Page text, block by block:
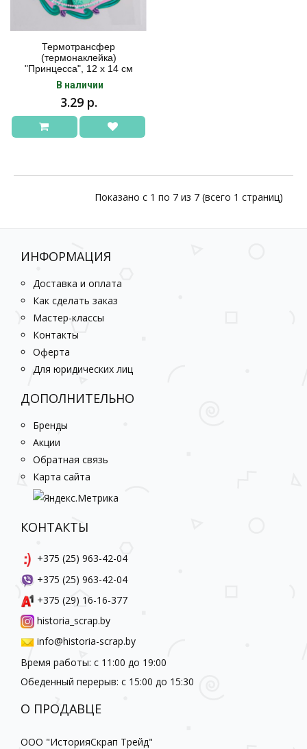
Термотрансфер
(термонаклейка)
"Принцесса", 12 х 14 см
В наличии
3.29 р.
Показано с 1 по 7 из 7 (всего 1 страниц)
ИНФОРМАЦИЯ
Доставка и оплата
Как сделать заказ
Мастер-классы
Контакты
Оферта
Для юридических лиц
ДОПОЛНИТЕЛЬНО
Бренды
Акции
Обратная связь
Карта сайта
КОНТАКТЫ
+375 (25) 963-42-04
+375 (25) 963-42-04
+375 (29) 16-16-377
historia_scrap.by
info@historia-scrap.by
Время работы: с 11:00 до 19:00
Обеденный перерыв: с 15:00 до 15:30
О ПРОДАВЦЕ
ООО "ИсторияСкрап Трейд"